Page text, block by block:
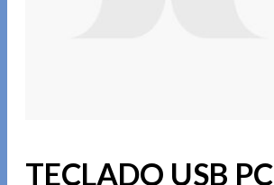
TECLADO USB PC